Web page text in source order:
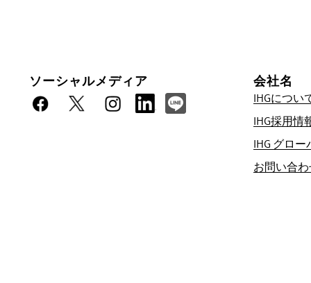
ソーシャルメディア 会社名
IHGについ
IHG採用情
IHG グロ
お問い合
IHGでは現時点のオンライン最低価格を保証